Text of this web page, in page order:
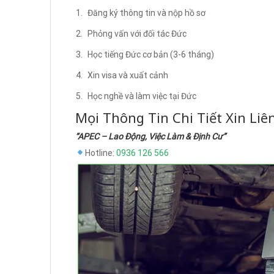
Đăng ký thông tin và nộp hồ sơ
Phỏng vấn với đối tác Đức
Học tiếng Đức cơ bản (3-6 tháng)
Xin visa và xuất cảnh
Học nghề và làm việc tại Đức
Mọi Thông Tin Chi Tiết Xin
“APEC – Lao Động, Việc Làm & Định Cư”
Hotline: 0936 126 566